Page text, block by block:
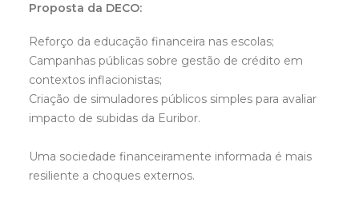
Proposta da DECO:
Reforço da educação financeira nas escolas;
Campanhas públicas sobre gestão de crédito em
contextos inflacionistas;
Criação de simuladores públicos simples para avaliar
impacto de subidas da Euribor.
Uma sociedade financeiramente informada é mais
resiliente a choques externos.